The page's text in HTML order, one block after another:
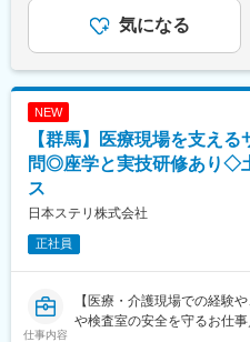
＜滅菌業務とは＞
利用された医療器材は清潔
とができない為、「回収→
務を行って頂き、安全で確
＜手術室サポート業務とは＞
医療従事者の方々が次の手
や物品補充、ガウン介助と
【配属先について】
下記エリア内の契約病院に
通勤可能な施設を優先的に
40分以内 です。
■関東：東京都・神奈川県・
性があります。月給(月額)
気になる
NEW
【群馬】医療現場を支え
問◎座学と実技研修あり◇
ス
日本ステリ株式会社
正社員
仕事内容
【医療・介護現場での経験
や検査室の安全を守るお仕